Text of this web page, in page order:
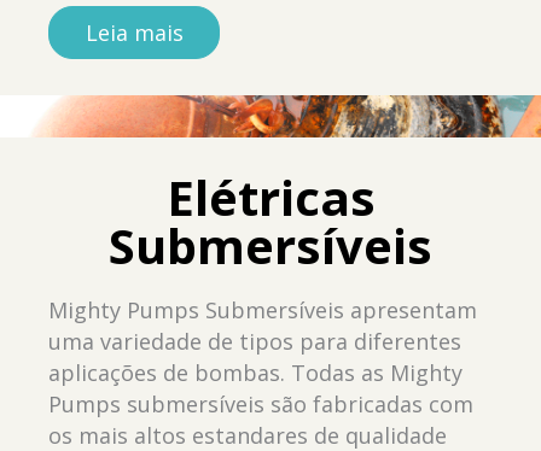
Leia mais
Elétricas
Submersíveis
Mighty Pumps Submersíveis apresentam
uma variedade de tipos para diferentes
aplicações de bombas. Todas as Mighty
Pumps submersíveis são fabricadas com
os mais altos estandares de qualidade